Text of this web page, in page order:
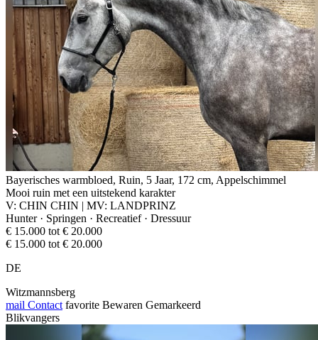
Bayerisches warmbloed, Ruin, 5 Jaar, 172 cm, Appelschimmel
Mooi ruin met een uitstekend karakter
V: CHIN CHIN | MV: LANDPRINZ
Hunter · Springen · Recreatief · Dressuur
€ 15.000 tot € 20.000
€ 15.000 tot € 20.000
DE
Witzmannsberg
mail Contact favorite Bewaren Gemarkeerd
Blikvangers